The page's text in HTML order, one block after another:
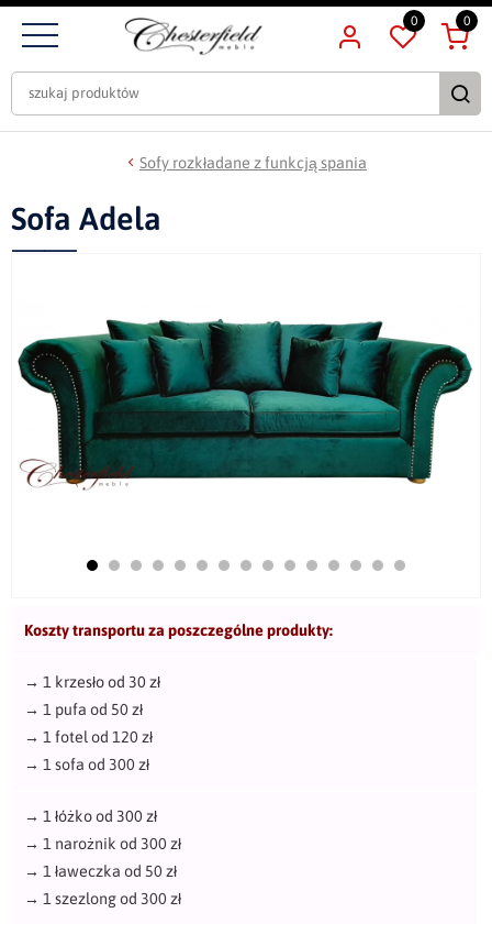
0 0
Sofy rozkładane z funkcją spania
Sofa Adela
Koszty transportu za poszczególne produkty:
→ 1 krzesło od 30 zł
→ 1 pufa od 50 zł
→ 1 fotel od 120 zł
→ 1 sofa od 300 zł
→ 1 łóżko od 300 zł
→ 1 narożnik od 300 zł
→ 1 ławeczka od 50 zł
→ 1 szezlong od 300 zł